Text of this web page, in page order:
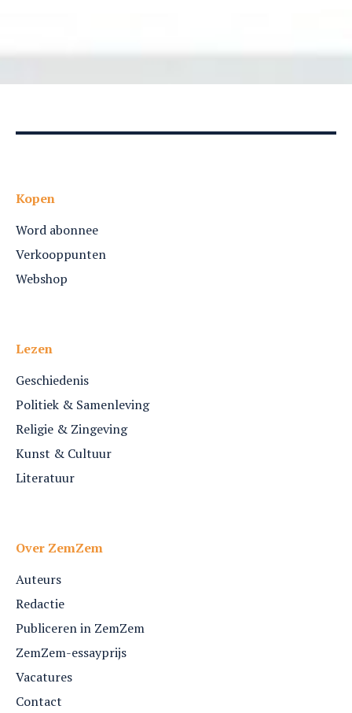
Kopen
Word abonnee
Verkooppunten
Webshop
Lezen
Geschiedenis
Politiek & Samenleving
Religie & Zingeving
Kunst & Cultuur
Literatuur
Over ZemZem
Auteurs
Redactie
Publiceren in ZemZem
ZemZem-essayprijs
Vacatures
Contact